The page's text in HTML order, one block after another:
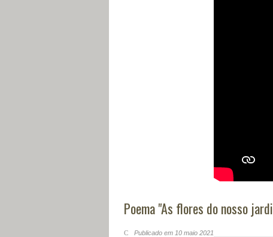
Poema "As flores do nosso
Publicado em 10 maio 2021